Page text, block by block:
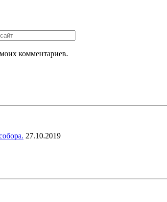
комментариев.
27.10.2019